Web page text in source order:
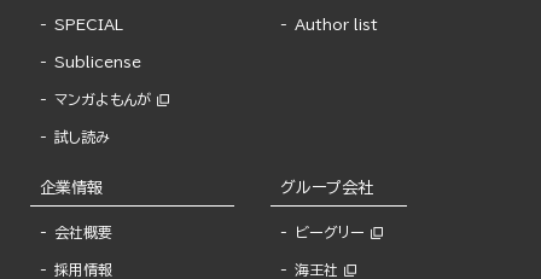
SPECIAL
Sublicense
マンガよもんが
試し読み
Author list
企業情報
会社概要
採用情報
グループ会社
ビーグリー
海王社